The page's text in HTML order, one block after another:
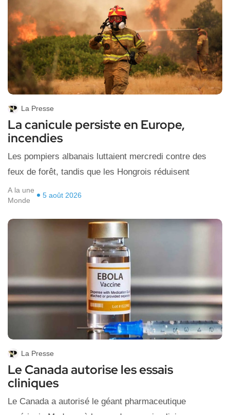
La Presse
La canicule persiste en Europe,
incendies
Les pompiers albanais luttaient ⁠mercredi contre des
feux ​de forêt, tandis que les Hongrois réduisent
A la une
Monde
5 août 2026
La Presse
Le Canada autorise les essais
cliniques
Le Canada a autorisé le géant pharmaceutique